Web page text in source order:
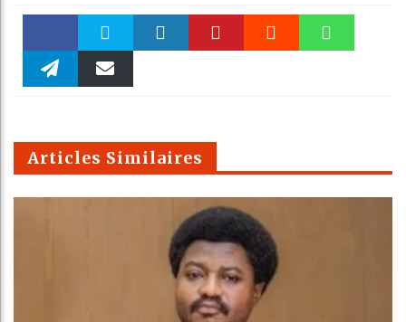
Faceboo Twitter
m
Articles Similaires